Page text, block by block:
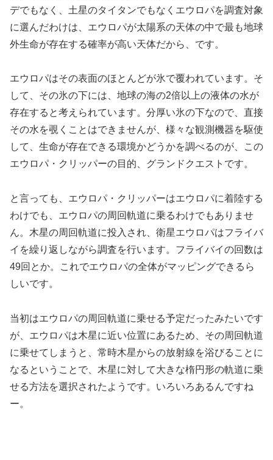
デでもなく、土星のタイタンでもなくエウロパを調査対象
に選んだわけは、エウロパが太陽系の天体の中で最も地球
外生命が存在する確率が高い天体だから、です。
エウロパはその表面のほとんどが氷で覆われています。そ
して、その氷の下には、地球の海の2倍以上の液体の水が
存在すると考えられています。分厚い氷の下なので、直接
その水を覗くことはできませんが、様々な観測機器を駆使
して、生命が存在できる環境かどうかを調べるのが、この
エウロパ・クリッパーの目的、グランドクエストです。
と言っても、エウロパ・クリッパーはエウロパに着陸する
わけでも、エウロパの周回軌道に乗るわけでもありませ
ん。木星の周回軌道に投入され、衛星エウロパはフライバ
イを繰り返しながら調査を行います。フライバイの回数は
49回とか。これでエウロパの全体がマッピングできるら
しいです。
当初はエウロパの周回軌道に乗せる予定だったみたいです
が、エウロパは木星に近い位置にあるため、その周回軌道
に乗せてしまうと、常時木星からの放射線を浴びることに
なるということで、木星に対して大きな楕円形の軌道に乗
せる方法を選択されたようです。いろいろあるんですね
ー。